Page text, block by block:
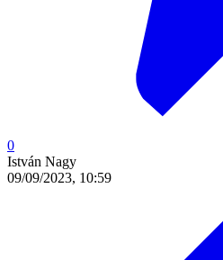
0
István Nagy
09/09/2023, 10:59